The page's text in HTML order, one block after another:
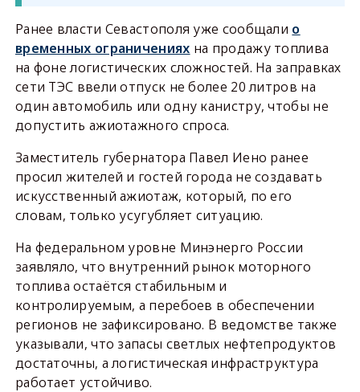
Ранее власти Севастополя уже сообщали о
временных ограничениях на продажу топлива
на фоне логистических сложностей. На заправках
сети ТЭС ввели отпуск не более 20 литров на
один автомобиль или одну канистру, чтобы не
допустить ажиотажного спроса.
Заместитель губернатора Павел Иено ранее
просил жителей и гостей города не создавать
искусственный ажиотаж, который, по его
словам, только усугубляет ситуацию.
На федеральном уровне Минэнерго России
заявляло, что внутренний рынок моторного
топлива остаётся стабильным и
контролируемым, а перебоев в обеспечении
регионов не зафиксировано. В ведомстве также
указывали, что запасы светлых нефтепродуктов
достаточны, а логистическая инфраструктура
работает устойчиво.